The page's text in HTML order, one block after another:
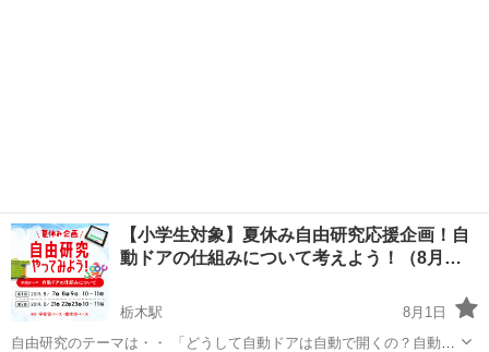
【小学生対象】夏休み自由研究応援企画！自
動ドアの仕組みについて考えよう！（8月…
栃木駅
8月1日
自由研究のテーマは・・ 「どうして自動ドアは自動で開くの？自動ド